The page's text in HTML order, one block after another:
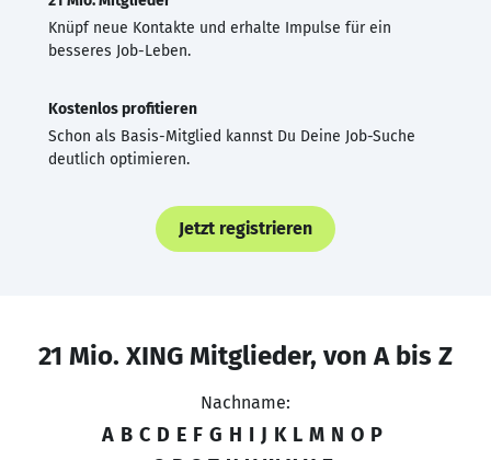
Knüpf neue Kontakte und erhalte Impulse für ein
besseres Job-Leben.
Kostenlos profitieren
Schon als Basis-Mitglied kannst Du Deine Job-Suche
deutlich optimieren.
Jetzt registrieren
21 Mio. XING Mitglieder, von A bis Z
Nachname:
A B C D E F G H I J K L M N O P